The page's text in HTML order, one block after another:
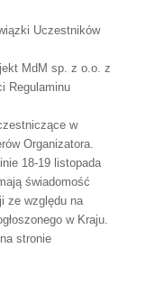
Uczestników
MdM sp. z o.o. z
Regulaminu
w
Organizatora.
18-19 listopada
świadomość
ze względu na
w Kraju.
na stronie